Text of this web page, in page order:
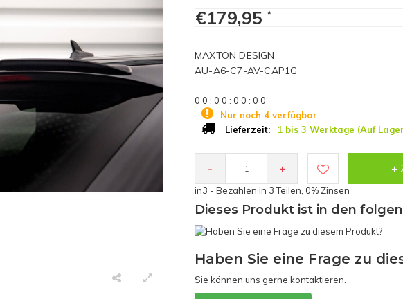
€179,95 *
MAXTON DESIGN
AU-A6-C7-AV-CAP1G
0 0 : 0 0 : 0 0 : 0 0
Nur noch 4 verfügbar
Lieferzeit:
1 bis 3 Werktage (Auf
- + +
in3 - Bezahlen in 3 Teilen, 0% Zinsen
Dieses Produkt ist in den
Haben Sie eine Frage zu
Sie können uns gerne kontaktieren.